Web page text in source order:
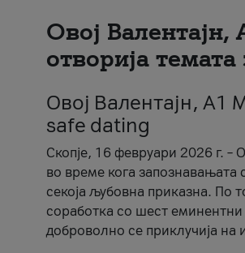
Овој Валентајн,
отворија
Овој Валентајн, A1
safe dating
Скопје, 16 февруари 2026 г.
во време кога запознавањата
секоја љубовна приказна. По
соработка со шест
доброволно се приклучија на